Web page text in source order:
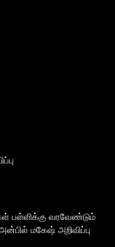
பள்ளிக்கு வரவேண்டும்
மகேஷ் அறிவிப்பு